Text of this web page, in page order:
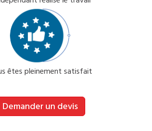
êtes pleinement satisfait
Demander un devis